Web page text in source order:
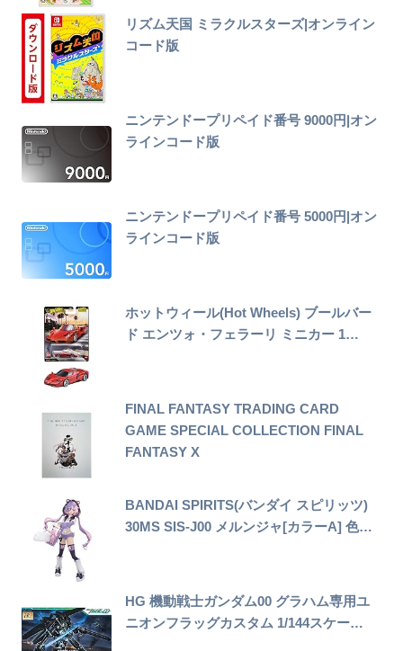
リズム天国 ミラクルスターズ|オンライン
コード版
ニンテンドープリペイド番号 9000円|オン
ラインコード版
ニンテンドープリペイド番号 5000円|オン
ラインコード版
ホットウィール(Hot Wheels) ブールバー
ド エンツォ・フェラーリ ミニカー 1…
FINAL FANTASY TRADING CARD
GAME SPECIAL COLLECTION FINAL
FANTASY X
BANDAI SPIRITS(バンダイ スピリッツ)
30MS SIS-J00 メルンジャ[カラーA] 色…
HG 機動戦士ガンダム00 グラハム専用ユ
ニオンフラッグカスタム 1/144スケー…